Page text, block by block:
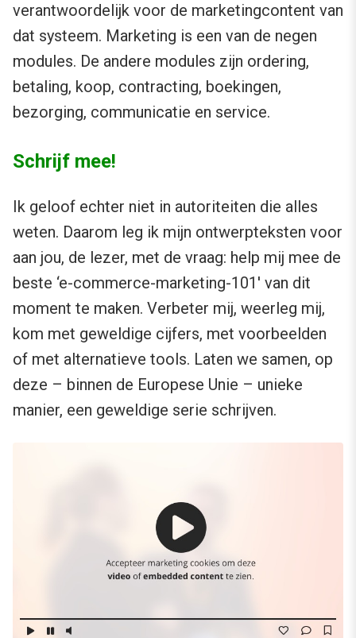
verantwoordelijk voor de marketingcontent van
dat systeem. Marketing is een van de negen
modules. De andere modules zijn ordering,
betaling, koop, contracting, boekingen,
bezorging, communicatie en service.
Schrijf mee!
Ik geloof echter niet in autoriteiten die alles
weten. Daarom leg ik mijn ontwerpteksten voor
aan jou, de lezer, met de vraag: help mij mee de
beste ‘e-commerce-marketing-101′ van dit
moment te maken. Verbeter mij, weerleg mij,
kom met geweldige cijfers, met voorbeelden
of met alternatieve tools. Laten we samen, op
deze – binnen de Europese Unie – unieke
manier, een geweldige serie schrijven.